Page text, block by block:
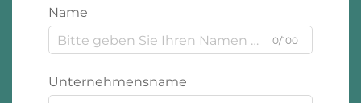
Name
0/100
Unternehmensname